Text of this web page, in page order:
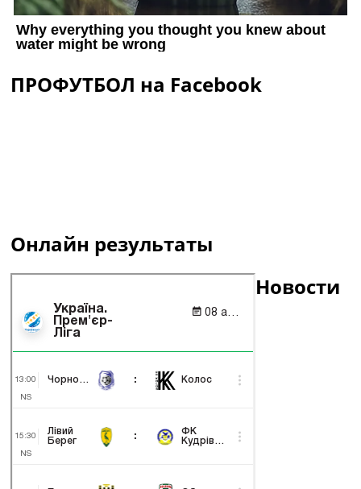
ПРОФУТБОЛ на Facebook
Онлайн результаты
Новости